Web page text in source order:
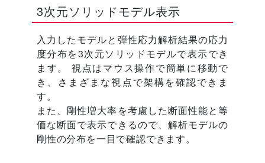
3次元ソリッドモデル表示
入力したモデルと弾性応力解析結果の応力
度分布を3次元ソリッドモデルで表示でき
ます。 視点はマウス操作で簡単に移動で
き、さまざまな視点で架構を確認できま
す。
また、剛性増大率を考慮した断面性能と等
価な断面で表示できるので、解析モデルの
剛性の分布を一目で確認できます。